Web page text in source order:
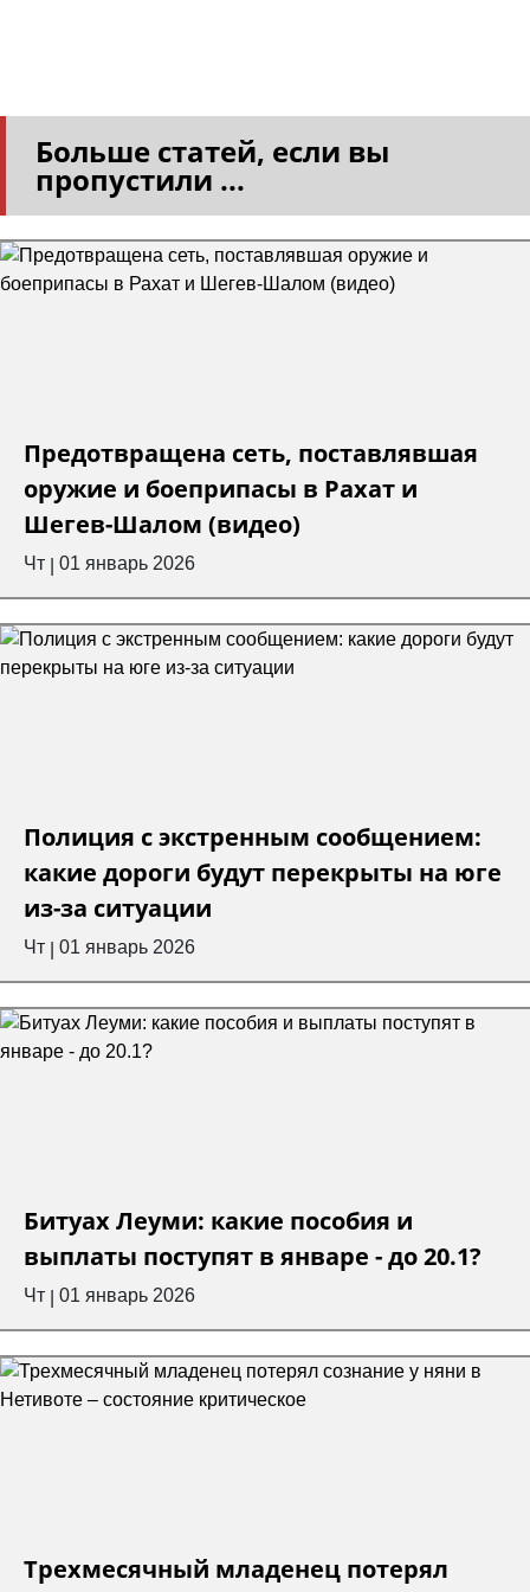
Больше статей, если вы
пропустили ...
Предотвращена сеть, поставлявшая
оружие и боеприпасы в Рахат и
Шегев-Шалом (видео)
Чт 01 январь 2026
Полиция с экстренным сообщением:
какие дороги будут перекрыты на юге
из-за ситуации
Чт 01 январь 2026
Битуах Леуми: какие пособия и
выплаты поступят в январе - до 20.1?
Чт 01 январь 2026
Трехмесячный младенец потерял